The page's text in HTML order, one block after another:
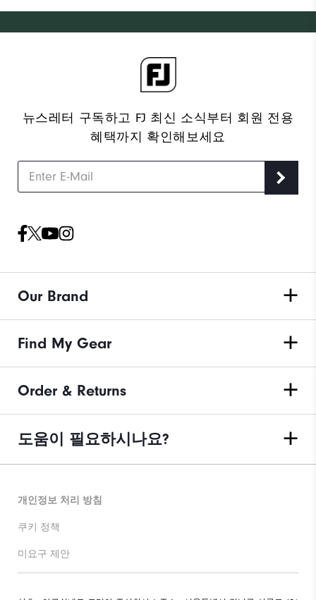
허리 선택 사이즈 가이드
뉴스레터 구독하고 FJ 최신 소식부터 회원 전용
혜택까지 확인해보세요
Our Brand
Find My Gear
Order & Returns
도움이 필요하시나요?
개인정보 처리 방침
쿠키 정책
미요구 제안